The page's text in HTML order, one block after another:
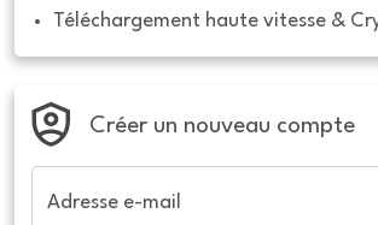
Téléchargement haute vitesse &
Créer un nouveau compte
Adresse e-mail